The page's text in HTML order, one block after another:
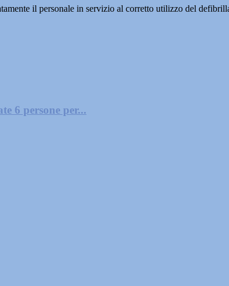
il personale in servizio al corretto utilizzo del
6 persone per...